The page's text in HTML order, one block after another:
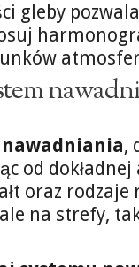
gleby
,
od
oraz
na strefy,